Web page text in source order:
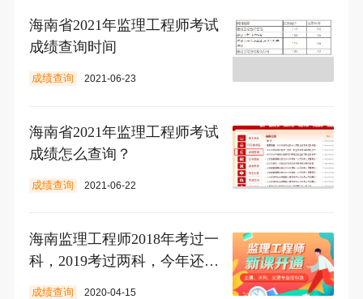
海南省2021年监理工程师考试
成绩查询时间
成绩查询 2021-06-23
海南省2021年监理工程师考试
成绩怎么查询？
成绩查询 2021-06-22
海南监理工程师2018年考过一
科，2019考过两科，今年还需
要考几科?
成绩查询 2020-04-15